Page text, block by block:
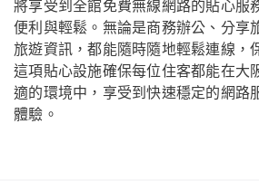
將享受到全館免費無線網路的貼心服
便利與輕鬆。無論是商務辦公、分享
旅遊資訊，都能隨時隨地輕鬆連線，
這項貼心設施確保每位住客都能在大
適的環境中，享受到快速穩定的網路
體驗。